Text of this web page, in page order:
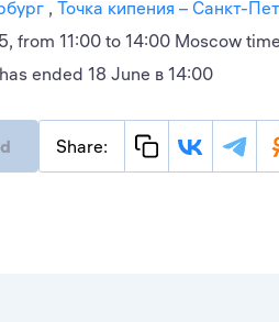
Точка кипения – Санкт-
from 11:00 to 14:00 Moscow time
ended 18 June в 14:00
Share: